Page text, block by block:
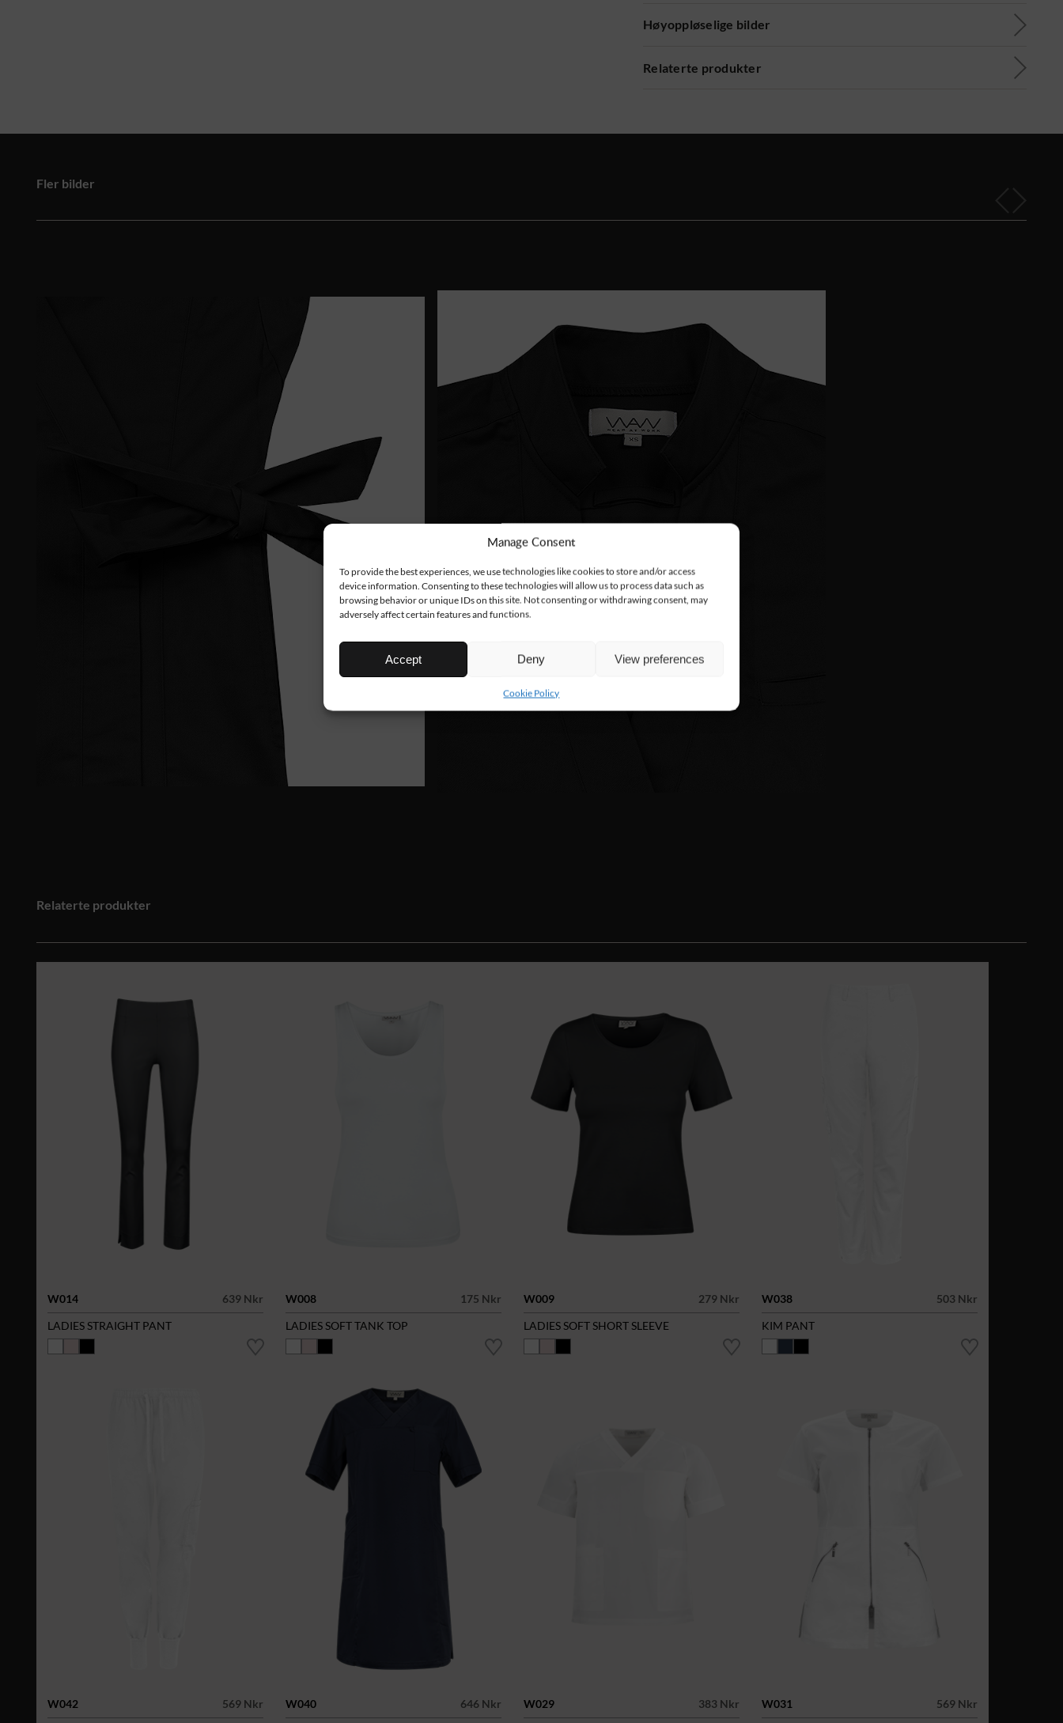
Manage Consent
To provide the best experiences, we use technologies like cookies to store and/or access
device information. Consenting to these technologies will allow us to process data such as
browsing behavior or unique IDs on this site. Not consenting or withdrawing consent, may
adversely affect certain features and functions.
Accept Deny View preferences
Cookie Policy
Høyoppløselige bilder
Relaterte produkter
Fler bilder
Relaterte produkter
W014
639 Nkr
LADIES STRAIGHT PANT
W008
175 Nkr
LADIES SOFT TANK TOP
W009
279 Nkr
LADIES SOFT SHORT SLEEVE
W038
503 Nkr
KIM PANT
W042
569 Nkr
W040
646 Nkr
W029
383 Nkr
W031
569 Nkr